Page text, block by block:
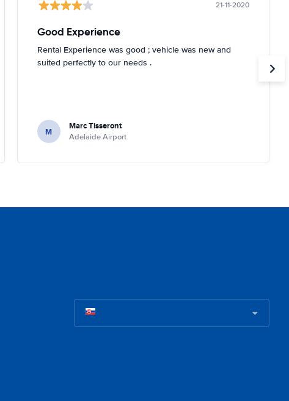
21-11-2020
Good Experience
Rental Experience was good ; vehicle was new and
suited perfectly to our needs .
M Marc Tisseront
Adelaide Airport